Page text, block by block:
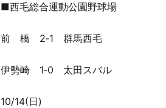
■西毛総合運動公園野球場
前 橋 2‐1 群馬西毛
伊勢崎 1‐0 太田スバル
10/14(日)